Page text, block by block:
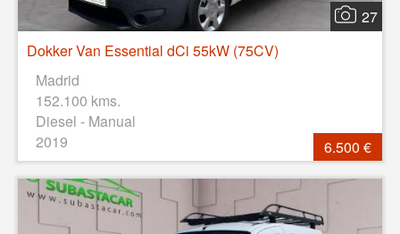
27
Dokker Van Essential dCi 55kW (75CV)
Madrid
152.100 kms.
Diesel - Manual
2019
6.500 €